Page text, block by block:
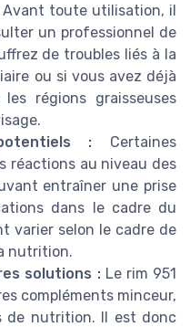
Avant toute utilisation, il
un professionnel de
de troubles liés à la
ou si vous avez déjà
régions graisseuses
: Certaines
réactions au niveau des
entraîner une prise
dans le cadre du
varier selon le cadre de
nutrition.
solutions :Le rim 951
compléments minceur,
de nutrition. Il est donc